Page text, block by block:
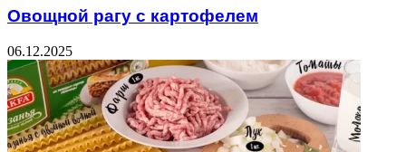
Овощной рагу с картофелем
06.12.2025